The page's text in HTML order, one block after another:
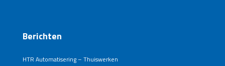
Berichten
HTR Automatisering – Thuiswerken